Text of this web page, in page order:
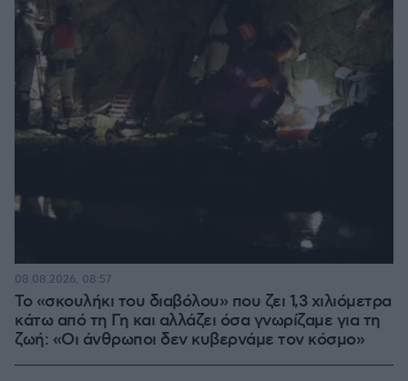
Το «σκουλήκι του διαβόλου» που ζει 1,3 χιλιόμετρα
κάτω από τη Γη και αλλάζει όσα γνωρίζαμε για τη
ζωή: «Οι άνθρωποι δεν κυβερνάμε τον κόσμο»
08.08.2026, 08:57